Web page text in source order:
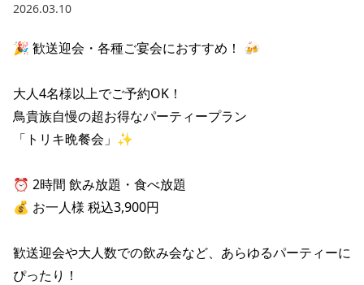
2026.03.10
🎉 歓送迎会・各種ご宴会におすすめ！ 🍻
大人4名様以上でご予約OK！
鳥貴族自慢の超お得なパーティープラン
「トリキ晩餐会」✨
⏰ 2時間 飲み放題・食べ放題
💰 お一人様 税込3,900円
歓送迎会や大人数での飲み会など、あらゆるパーティーに
ぴったり！